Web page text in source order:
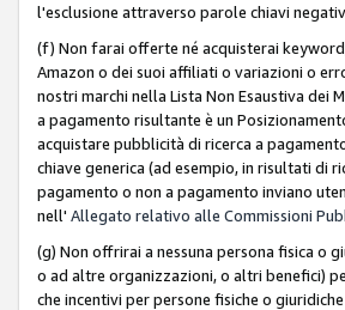
l'esclusione attraverso parole chiavi
(f) Non farai offerte né acquisterai
Amazon o dei suoi affiliati o variazioni o
nostri marchi nella Lista Non Esaustiva dei
a pagamento risultante è un
acquistare pubblicità di ricerca a
chiave generica (ad esempio, in risultati di
pagamento o non a pagamento inviano
nell' Allegato relativo alle Commissioni
(g) Non offrirai a nessuna persona fisica o
o ad altre organizzazioni, o altri benefici)
che incentivi per persone fisiche o